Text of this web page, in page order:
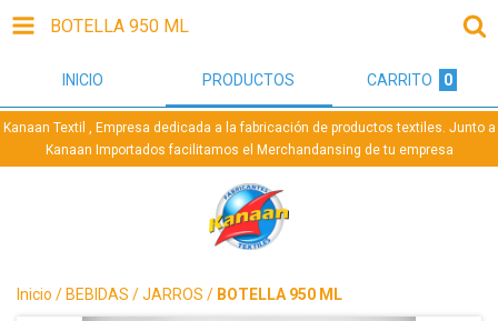
BOTELLA 950 ML
INICIO PRODUCTOS CARRITO 0
Kanaan Textil , Empresa dedicada a la fabricación de productos textiles. Junto a
Kanaan Importados facilitamos el Merchandansing de tu empresa
Inicio / BEBIDAS /JARROS / BOTELLA 950 ML